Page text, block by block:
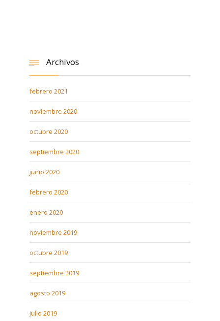
 Archivos
febrero 2021
noviembre 2020
octubre 2020
septiembre 2020
junio 2020
febrero 2020
enero 2020
noviembre 2019
octubre 2019
septiembre 2019
agosto 2019
julio 2019